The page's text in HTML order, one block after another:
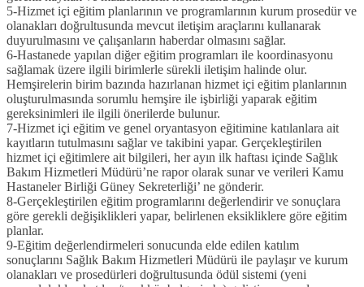
5-Hizmet içi eğitim planlarının ve programlarının kurum prosedür ve
olanakları doğrultusunda mevcut iletişim araçlarını kullanarak
duyurulmasını ve çalışanların haberdar olmasını sağlar.
6-Hastanede yapılan diğer eğitim programları ile koordinasyonu
sağlamak üzere ilgili birimlerle sürekli iletişim halinde olur.
Hemşirelerin birim bazında hazırlanan hizmet içi eğitim planlarının
oluşturulmasında sorumlu hemşire ile işbirliği yaparak eğitim
gereksinimleri ile ilgili önerilerde bulunur.
7-Hizmet içi eğitim ve genel oryantasyon eğitimine katılanlara ait
kayıtların tutulmasını sağlar ve takibini yapar. Gerçekleştirilen
hizmet içi eğitimlere ait bilgileri, her ayın ilk haftası içinde Sağlık
Bakım Hizmetleri Müdürü’ne rapor olarak sunar ve verileri Kamu
Hastaneler Birliği Güney Sekreterliği’ ne gönderir.
8-Gerçekleştirilen eğitim programlarını değerlendirir ve sonuçlara
göre gerekli değişiklikleri yapar, belirlenen eksikliklere göre eğitim
planlar.
9-Eğitim değerlendirmeleri sonucunda elde edilen katılım
sonuçlarını Sağlık Bakım Hizmetleri Müdürü ile paylaşır ve kurum
olanakları ve prosedürleri doğrultusunda ödül sistemi (yeni